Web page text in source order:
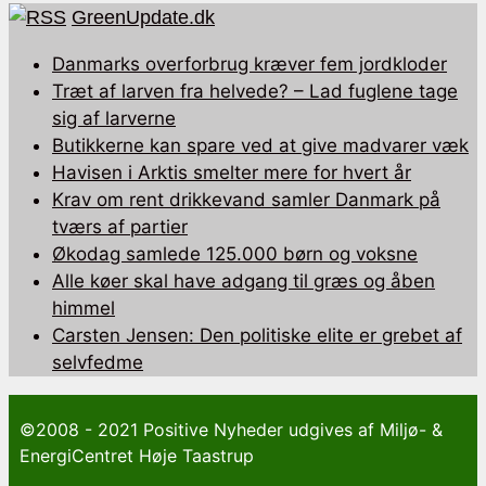
GreenUpdate.dk
Danmarks overforbrug kræver fem jordkloder
Træt af larven fra helvede? – Lad fuglene tage
sig af larverne
Butikkerne kan spare ved at give madvarer væk
Havisen i Arktis smelter mere for hvert år
Krav om rent drikkevand samler Danmark på
tværs af partier
Økodag samlede 125.000 børn og voksne
Alle køer skal have adgang til græs og åben
himmel
Carsten Jensen: Den politiske elite er grebet af
selvfedme
©2008 - 2021 Positive Nyheder udgives af Miljø- &
EnergiCentret Høje Taastrup